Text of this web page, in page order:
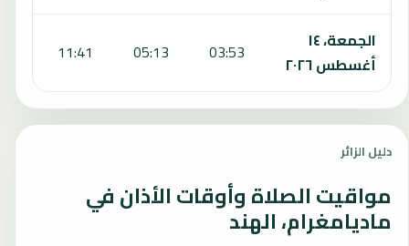
الجمعة، ١٤
أغسطس ٢٠٢٦
03:53
05:13
11:41
دليل الزائر
مواقيت الصلاة وأوقات الأذان في
ماديامغرام، الهند